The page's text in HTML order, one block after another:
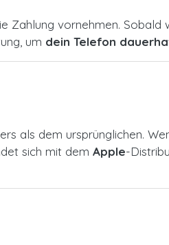
Zahlung vornehmen. Sobald
um dein Telefon
als dem ursprünglichen.
sich mit dem Apple-